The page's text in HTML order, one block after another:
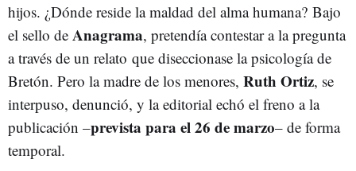
hijos. ¿Dónde reside la maldad del alma humana? Bajo
el sello de Anagrama, pretendía contestar a la pregunta
a través de un relato que diseccionase la psicología de
Bretón. Pero la madre de los menores, Ruth Ortiz, se
interpuso, denunció, y la editorial echó el freno a la
publicación –prevista para el 26 de marzo– de forma
temporal.